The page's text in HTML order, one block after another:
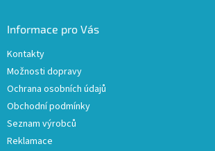
Informace pro Vás
Kontakty
Možnosti dopravy
Ochrana osobních údajů
Obchodní podmínky
Seznam výrobců
Reklamace